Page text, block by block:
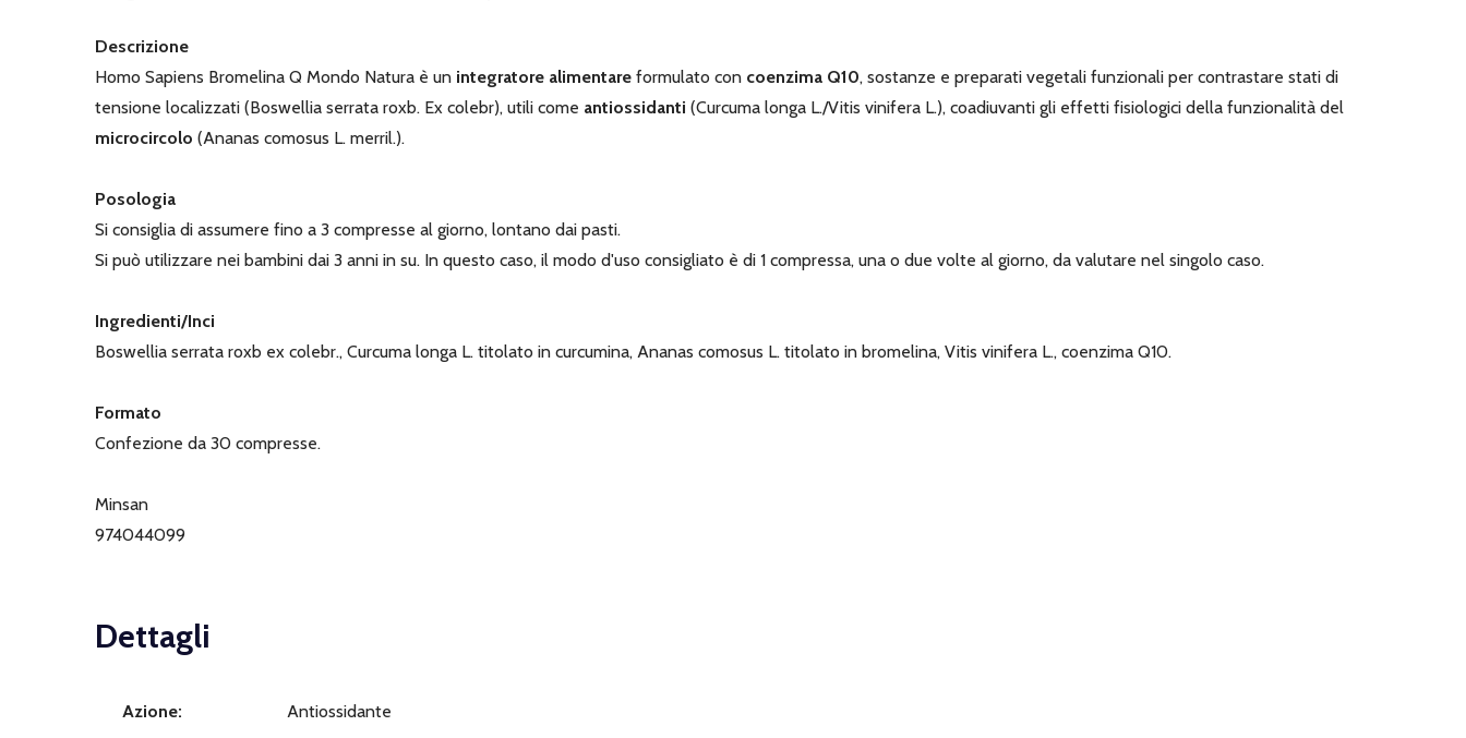
Descrizione
Homo Sapiens Bromelina Q Mondo Natura è un integratore alimentare formulato con coenzima Q10, sostanze e preparati vegetali funzionali per contrastare stati di
tensione localizzati (Boswellia serrata roxb. Ex colebr), utili come antiossidanti (Curcuma longa L./Vitis vinifera L.), coadiuvanti gli effetti fisiologici della funzionalità del
microcircolo (Ananas comosus L. merril.).
Posologia
Si consiglia di assumere fino a 3 compresse al giorno, lontano dai pasti.
Si può utilizzare nei bambini dai 3 anni in su. In questo caso, il modo d'uso consigliato è di 1 compressa, una o due volte al giorno, da valutare nel singolo caso.
Ingredienti/Inci
Boswellia serrata roxb ex colebr., Curcuma longa L. titolato in curcumina, Ananas comosus L. titolato in bromelina, Vitis vinifera L., coenzima Q10.
Formato
Confezione da 30 compresse.
Minsan
974044099
Dettagli
Azione: Antiossidante